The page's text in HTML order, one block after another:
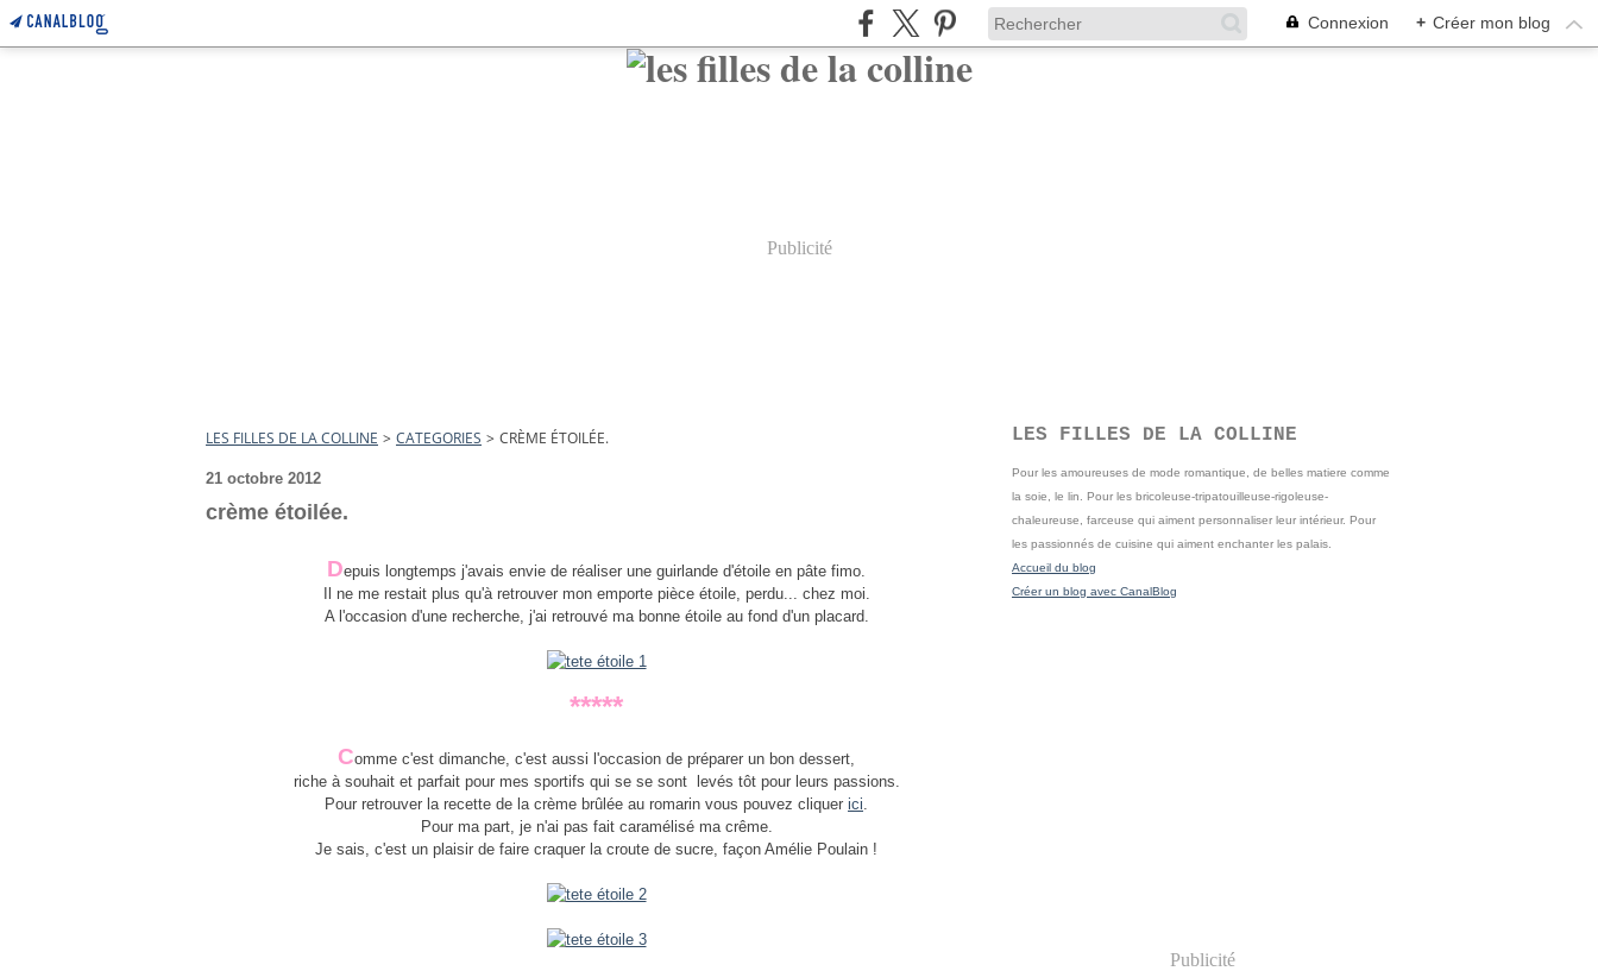
Connexion + Créer mon blog
Publicité
LES FILLES DE LA COLLINE > CATEGORIES > CRÈME ÉTOILÉE.
21 octobre 2012
crème étoilée.
Depuis longtemps j'avais envie de réaliser une guirlande d'étoile en pâte fimo.
Il ne me restait plus qu'à retrouver mon emporte pièce étoile, perdu... chez moi.
A l'occasion d'une recherche, j'ai retrouvé ma bonne étoile au fond d'un placard.
*****
Comme c'est dimanche, c'est aussi l'occasion de préparer un bon dessert,
riche à souhait et parfait pour mes sportifs qui se se sont levés tôt pour leurs passions.
Pour retrouver la recette de la crème brûlée au romarin vous pouvez cliquer ici.
Pour ma part, je n'ai pas fait caramélisé ma crême.
Je sais, c'est un plaisir de faire craquer la croute de sucre, façon Amélie Poulain !
LES FILLES DE LA COLLINE
Pour les amoureuses de mode romantique, de belles matiere comme
la soie, le lin. Pour les bricoleuse-tripatouilleuse-rigoleuse-
chaleureuse, farceuse qui aiment personnaliser leur intérieur. Pour
les passionnés de cuisine qui aiment enchanter les palais.
Accueil du blog
Créer un blog avec CanalBlog
Publicité